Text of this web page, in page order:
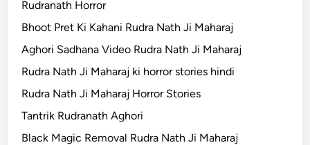
Rudranath Horror
Bhoot Pret Ki Kahani Rudra Nath Ji Maharaj
Aghori Sadhana Video Rudra Nath Ji Maharaj
Rudra Nath Ji Maharaj ki horror stories hindi
Rudra Nath Ji Maharaj Horror Stories
Tantrik Rudranath Aghori
Black Magic Removal Rudra Nath Ji Maharaj